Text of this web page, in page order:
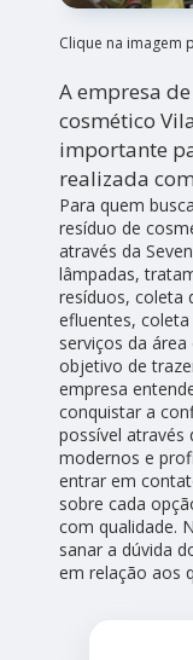
Clique na imagem
A empresa
cosmético
importante
realizada
Para quem
resíduo de
através da
lâmpadas,
resíduos, coleta
efluentes,
serviços da
objetivo de
empresa
conquistar a
possível
modernos e
entrar em
sobre cada
com qualidade.
sanar a dúvida
em relação aos